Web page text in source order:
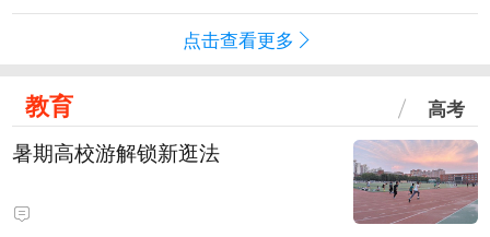
点击查看更多
教育 高考
暑期高校游解锁新逛法